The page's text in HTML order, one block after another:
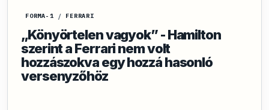
FORMA-1 / FERRARI
„Könyörtelen vagyok” - Hamilton
szerint a Ferrari nem volt
hozzászokva egy hozzá hasonló
versenyzőhöz